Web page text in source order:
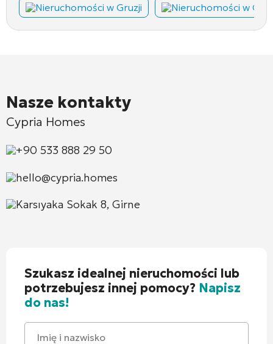
Nieruchomości w Gruzji Nieruchomości w
Nasze kontakty
Cypria Homes
+90 533 888 29 50
hello@cypria.homes
Karsıyaka Sokak 8, Girne
Szukasz idealnej nieruchomości lub
potrzebujesz innej pomocy? Napisz
do nas!